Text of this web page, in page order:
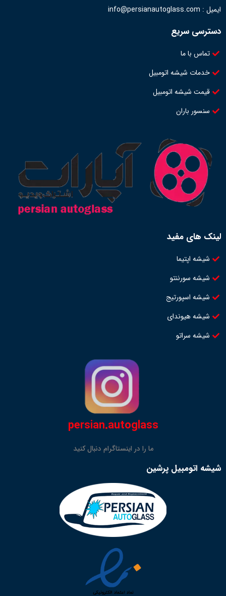
ایمیل : info@persianautoglass.com
دسترسی سریع
تماس با ما
خدمات شیشه اتومبیل
قیمت شیشه اتومبیل
سنسور باران
لینک های مفید
شیشه اپتیما
شیشه سورننتو
شیشه اسپورتیج
شیشه هیوندای
شیشه سراتو
persian.autoglass
ما را در اینستاگرام دنبال کنید
شیشه اتومبیل پرشین